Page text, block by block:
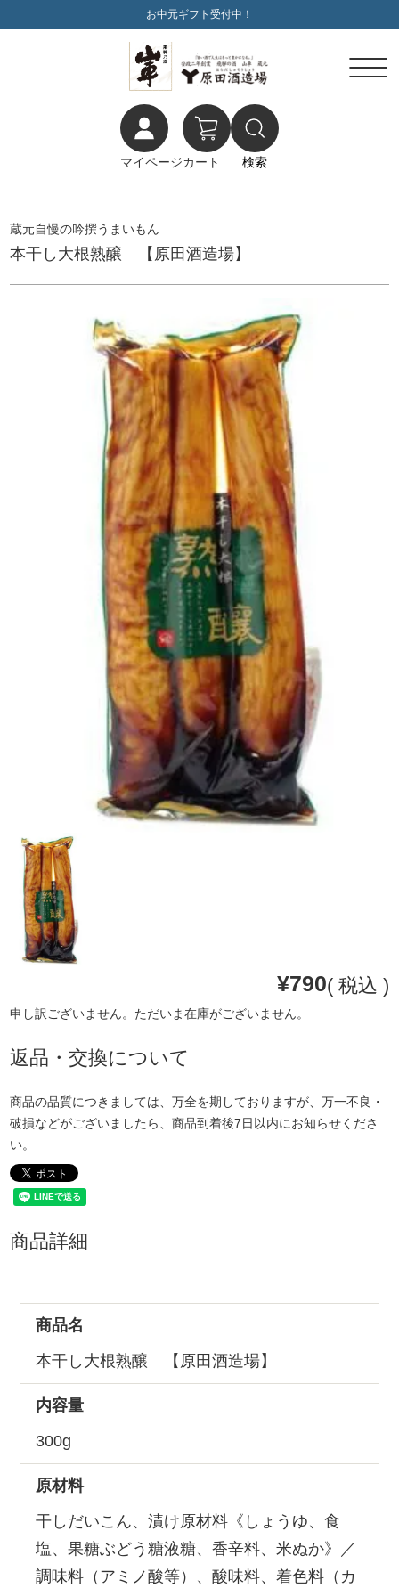
お中元ギフト受付中！
マイページカート 検索
蔵元自慢の吟撰うまいもん
本干し大根熟醸 【原田酒造場】
¥790 税込
申し訳ございません。ただいま在庫がございません。
返品・交換について
商品の品質につきましては、万全を期しておりますが、万一不良・
破損などがございましたら、商品到着後7日以内にお知らせくださ
い。
商品詳細
商品名
本干し大根熟醸 【原田酒造場】
内容量
300g
原材料
干しだいこん、漬け原材料《しょうゆ、食
塩、果糖ぶどう糖液糖、香辛料、米ぬか》／
調味料（アミノ酸等）、酸味料、着色料（カ